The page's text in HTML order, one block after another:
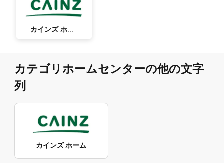
カインズ ホーム
カテゴリホームセンターの他の文字
列
カインズ ホーム